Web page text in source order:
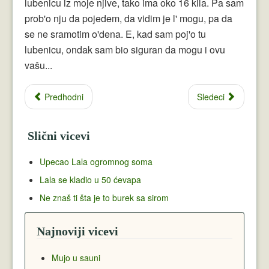
prob'o nju da pojedem, da vidim je l' mogu, pa da
se ne sramotim o'dena. E, kad sam poj'o tu
lubenicu, ondak sam bio siguran da mogu i ovu
vašu...
Predhodni Sledeci
Slični vicevi
Upecao Lala ogromnog soma
Lala se kladio u 50 ćevapa
Ne znaš ti šta je to burek sa sirom
Najnoviji vicevi
Mujo u sauni